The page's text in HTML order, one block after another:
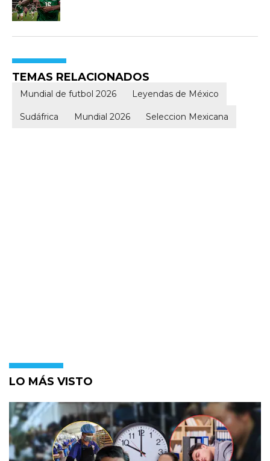
LO MÁS VISTO
TEMAS RELACIONADOS
Mundial de futbol 2026 Leyendas de México
Sudáfrica Mundial 2026 Seleccion Mexicana